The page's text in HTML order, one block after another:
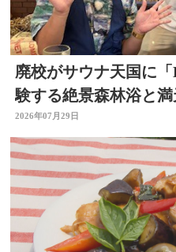
廃校がサウナ天国に
験する絶景森林浴と
2026年07月29日